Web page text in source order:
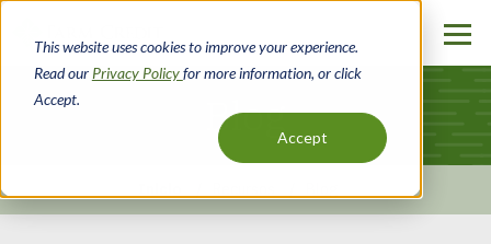
This website uses cookies to improve your experience.
Read our Privacy Policyfor more information, or click
Accept.
Accept
contenido
principal
Blog